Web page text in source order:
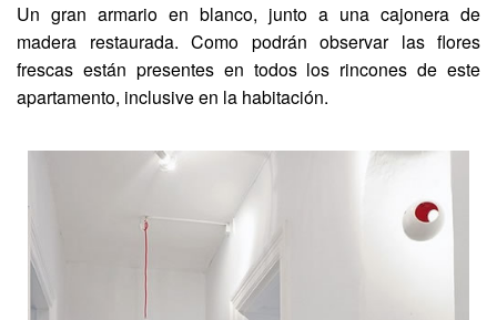
Un gran armario en blanco, junto a una cajonera de
madera restaurada. Como podrán observar las flores
frescas están presentes en todos los rincones de este
apartamento, inclusive en la habitación.